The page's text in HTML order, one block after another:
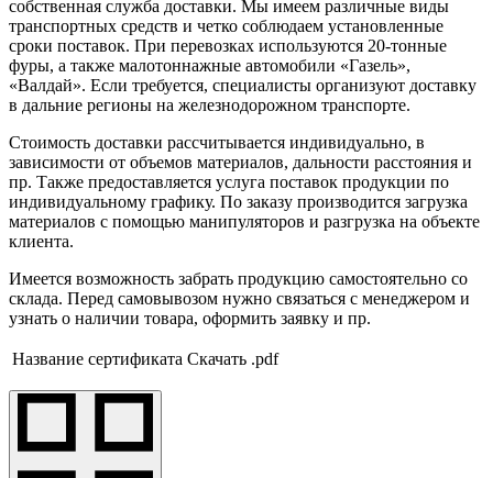
собственная служба доставки. Мы имеем различные виды
транспортных средств и четко соблюдаем установленные
сроки поставок. При перевозках используются 20-тонные
фуры, а также малотоннажные автомобили «Газель»,
«Валдай». Если требуется, специалисты организуют доставку
в дальние регионы на железнодорожном транспорте.
Стоимость доставки рассчитывается индивидуально, в
зависимости от объемов материалов, дальности расстояния и
пр. Также предоставляется услуга поставок продукции по
индивидуальному графику. По заказу производится загрузка
материалов с помощью манипуляторов и разгрузка на объекте
клиента.
Имеется возможность забрать продукцию самостоятельно со
склада. Перед самовывозом нужно связаться с менеджером и
узнать о наличии товара, оформить заявку и пр.
Название сертификата Скачать .pdf